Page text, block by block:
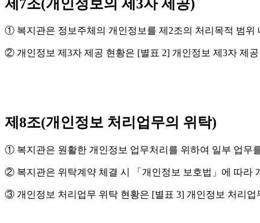
제7조(개인정보의 제3자 제공)
① 복지관은 정보주체의 개인정보를 제2조의 처리목적 범위
② 개인정보 제3자 제공 현황은 [별표 2] 개인정보 제3자 제
제8조(개인정보 처리업무의 위탁)
① 복지관은 원활한 개인정보 업무처리를 위하여 일부 업무
② 복지관은 위탁계약 체결 시 「개인정보 보호법」에 따라
③ 개인정보 처리업무 위탁 현황은 [별표 3] 개인정보 처리업